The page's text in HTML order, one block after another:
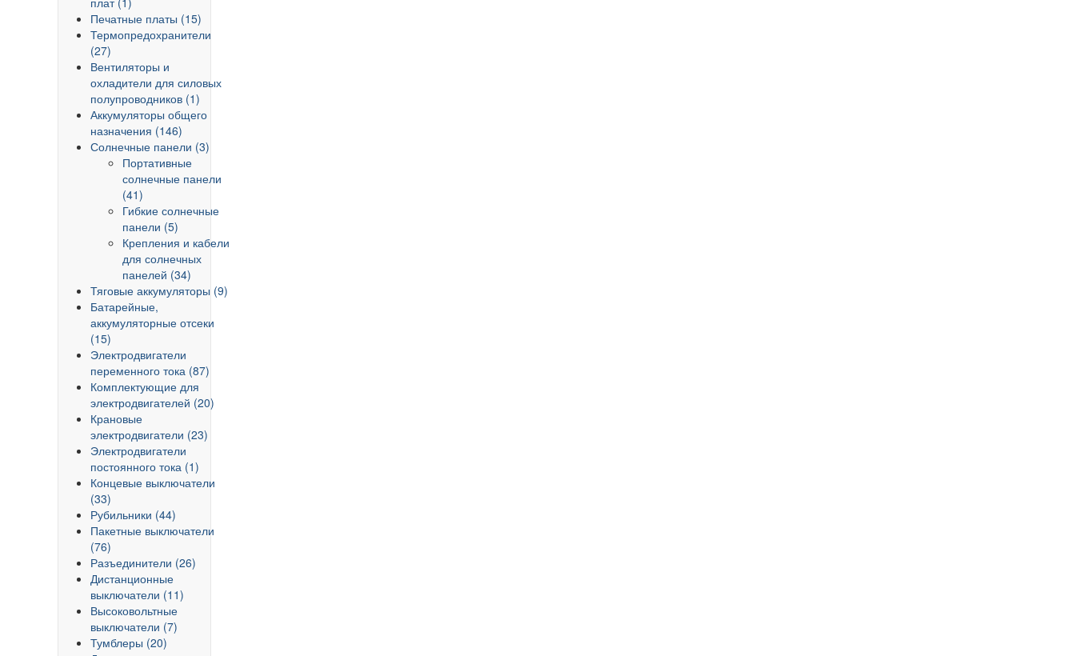
Печатные платы (15)
Термопредохранители
(27)
Вентиляторы и
охладители для силовых
полупроводников (1)
Аккумуляторы общего
назначения (146)
Солнечные панели (3)
Портативные
солнечные панели
(41)
Гибкие солнечные
панели (5)
Крепления и кабели
для солнечных
панелей (34)
Тяговые аккумуляторы (9)
Батарейные,
аккумуляторные отсеки
(15)
Электродвигатели
переменного тока (87)
Комплектующие для
электродвигателей (20)
Крановые
электродвигатели (23)
Электродвигатели
постоянного тока (1)
Концевые выключатели
(33)
Рубильники (44)
Пакетные выключатели
(76)
Разъединители (26)
Дистанционные
выключатели (11)
Высоковольтные
выключатели (7)
Тумблеры (20)